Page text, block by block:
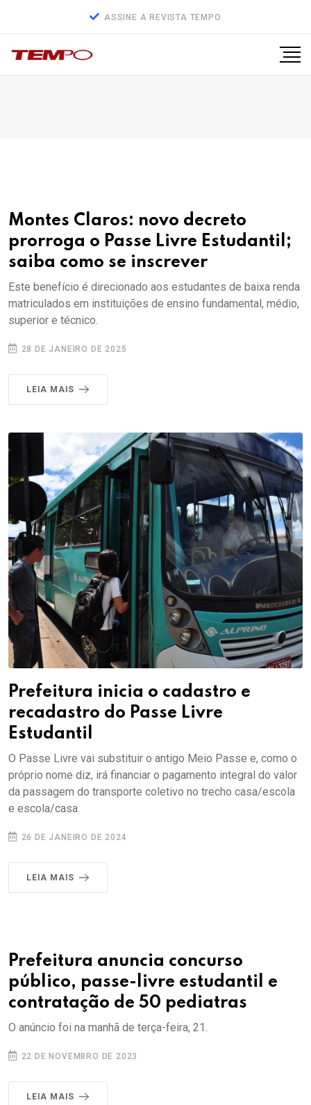
ASSINE A REVISTA TEMPO
Montes Claros: novo decreto
prorroga o Passe Livre Estudantil;
saiba como se inscrever
Este benefício é direcionado aos estudantes de baixa renda
matriculados em instituições de ensino fundamental, médio,
superior e técnico.
28 DE JANEIRO DE 2025
LEIA MAIS
Prefeitura inicia o cadastro e
recadastro do Passe Livre
Estudantil
O Passe Livre vai substituir o antigo Meio Passe e, como o
próprio nome diz, irá financiar o pagamento integral do valor
da passagem do transporte coletivo no trecho casa/escola
e escola/casa.
26 DE JANEIRO DE 2024
LEIA MAIS
Prefeitura anuncia concurso
público, passe-livre estudantil e
contratação de 50 pediatras
O anúncio foi na manhã de terça-feira, 21.
22 DE NOVEMBRO DE 2023
LEIA MAIS